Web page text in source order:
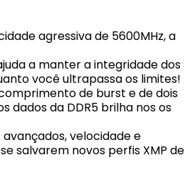
agressiva de 5600MHz, a
a manter a integridade dos
você ultrapassa os limites!
de burst e de dois
dados da DDR5 brilha nos os
velocidade e
salvarem novos perfis XMP de